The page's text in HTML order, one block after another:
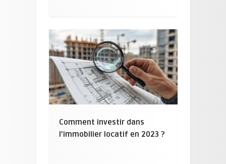
Comment investir dans
l’immobilier locatif en 2023 ?